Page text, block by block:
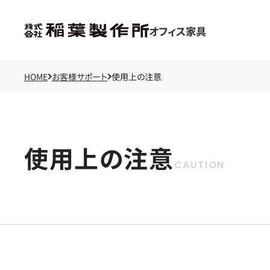
オフィス家具
HOME お客様サポート 使用上の注意
使用上の注意